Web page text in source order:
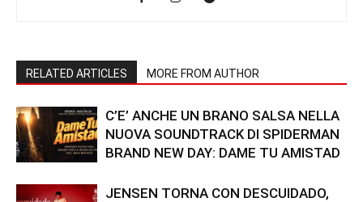
RELATED ARTICLES MORE FROM AUTHOR
C’E’ ANCHE UN BRANO SALSA NELLA
NUOVA SOUNDTRACK DI SPIDERMAN
BRAND NEW DAY: DAME TU AMISTAD
JENSEN TORNA CON DESCUIDADO,